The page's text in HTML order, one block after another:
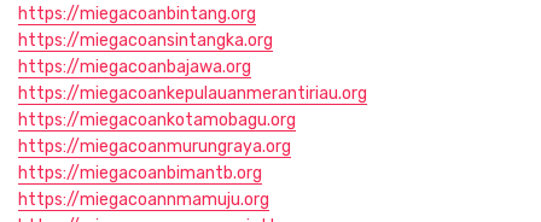
https://miegacoanbintang.org
https://miegacoansintangka.org
https://miegacoanbajawa.org
https://miegacoankepulauanmerantiriau.org
https://miegacoankotamobagu.org
https://miegacoanmurungraya.org
https://miegacoanbimantb.org
https://miegacoannmamuju.org